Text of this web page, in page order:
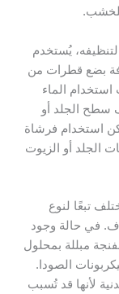
للخشب.
لتنظيفه، يُستخدم
بضع قطرات من
استخدام الماء
سطح الجلد أو
استخدام فرشاة
الجلد أو الزيوت
تبعًا لنوع
في حالة وجود
مبللة بمحلول
الصودا.
لأنها قد تُسبب